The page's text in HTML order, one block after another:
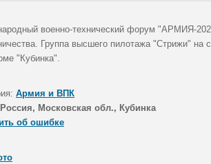
военно-технический форум "АРМИЯ-
Группа высшего пилотажа "Стрижи" на
"Кубинка".
Армия и ВПК
Россия, Московская обл., Кубинка
об ошибке